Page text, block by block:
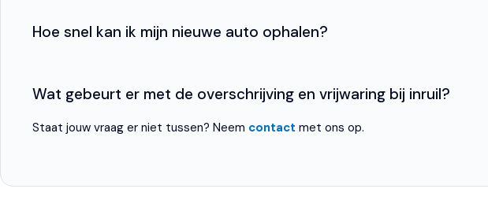
Hoe snel kan ik mijn nieuwe auto ophalen?
Wat gebeurt er met de overschrijving en vrijwaring bij inruil?
Staat jouw vraag er niet tussen? Neem contact met ons op.